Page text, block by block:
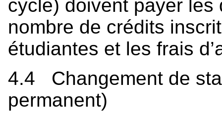
cycle) doivent payer
nombre de crédits
étudiantes et les frais
4.4 Changement de
permanent)